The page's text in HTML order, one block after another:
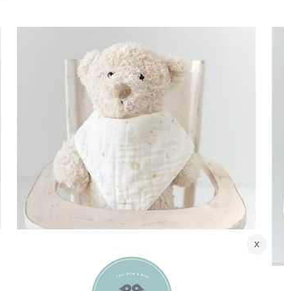
Üçgen Mama Önlüğü,Samanyolu